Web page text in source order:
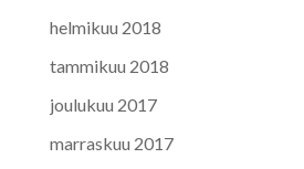
helmikuu 2018
tammikuu 2018
joulukuu 2017
marraskuu 2017